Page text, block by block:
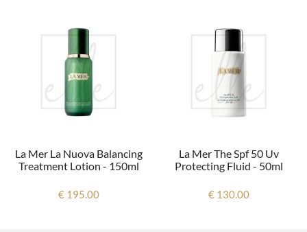
La Mer La Nuova Balancing
Treatment Lotion - 150ml
€ 195.00
La Mer The Spf 50 Uv
Protecting Fluid - 50ml
€ 130.00